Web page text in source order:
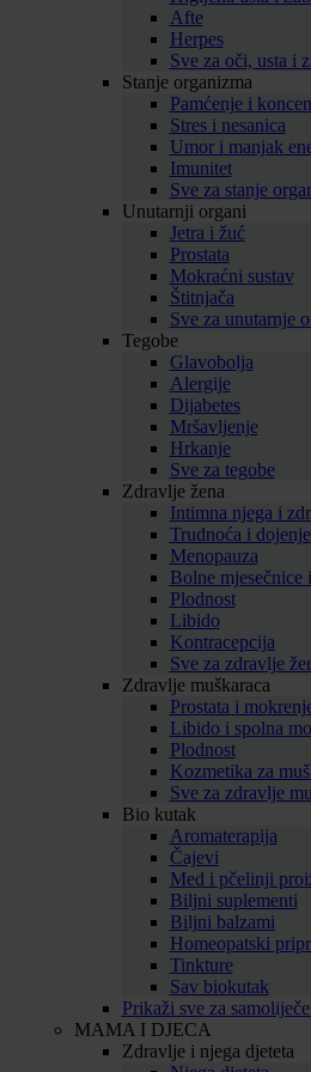
Afte
Herpes
Sve za oči, usta i
Stanje organizma
Pamćenje i
Stres i nesanica
Umor i manjak
Imunitet
Sve za stanje
Unutarnji organi
Jetra i žuć
Prostata
Mokraćni sustav
Štitnjača
Sve za unutarnje
Tegobe
Glavobolja
Alergije
Dijabetes
Mršavljenje
Hrkanje
Sve za tegobe
Zdravlje žena
Intimna njega i
Trudnoća i dojenje
Menopauza
Bolne mjesečnice
Plodnost
Libido
Kontracepcija
Sve za zdravlje
Zdravlje muškaraca
Prostata i
Libido i spolna
Plodnost
Kozmetika za
Sve za zdravlje
Bio kutak
Aromaterapija
Čajevi
Med i pčelinji
Biljni suplementi
Biljni balzami
Homeopatski
Tinkture
Sav biokutak
Prikaži sve za
MAMA I DJECA
Zdravlje i njega djeteta